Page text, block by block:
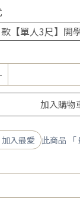
【單人3尺】開
加入購物
加入最愛 此商品 「